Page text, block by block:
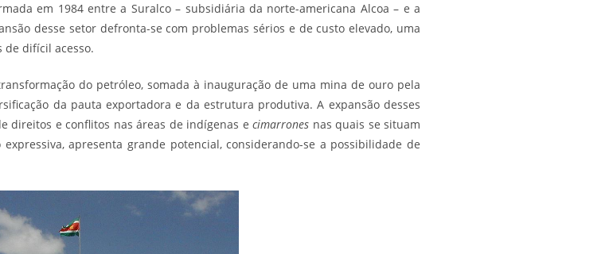
em 1984 entre a Suralco – subsidiária da norte-americana Alcoa – e a
desse setor defronta-se com problemas sérios e de custo elevado, uma
de difícil acesso.
do petróleo, somada à inauguração de uma mina de ouro pela
da pauta exportadora e da estrutura produtiva. A expansão desses
direitos e conflitos nas áreas de indígenas ecimarrones nas quais se situam
apresenta grande potencial, considerando-se a possibilidade de